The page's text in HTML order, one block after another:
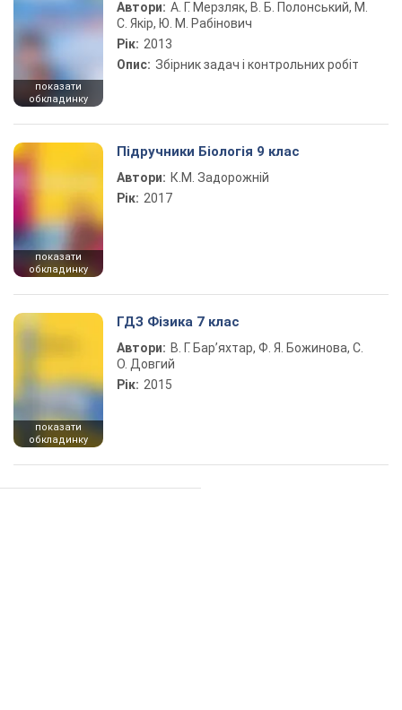
показати
обкладинку
Автори: А. Г. Мерзляк, В. Б. Полонський, М.
С. Якір, Ю. М. Рабінович
Рік: 2013
Опис: Збірник задач і контрольних робіт
показати
обкладинку
Підручники Біологія 9 клас
Автори: К.М. Задорожній
Рік: 2017
показати
обкладинку
ГДЗ Фізика 7 клас
Автори: В. Г. Бар’яхтар, Ф. Я. Божинова, С.
О. Довгий
Рік: 2015